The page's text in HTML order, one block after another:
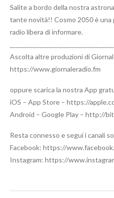
Salite a bordo della nostra
tante novità!! Cosmo 2050 è una
radio libera di informare.
Ascolta altre produzioni di
https://www.giornaleradio.fm
oppure scarica la nostra App
iOS – App Store – https://
Android – Google Play – http://
Resta connesso e segui i canali
Facebook: https://
Instagram: https://